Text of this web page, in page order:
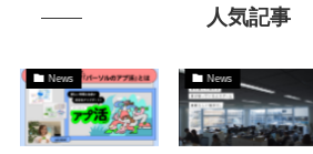
人気記事
News News